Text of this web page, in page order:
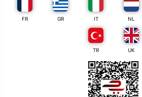
FR GR IT NL
TR UK